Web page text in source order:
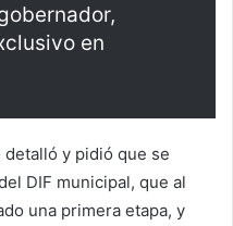
en
y pidió que se
DIF municipal, que al
una primera etapa, y